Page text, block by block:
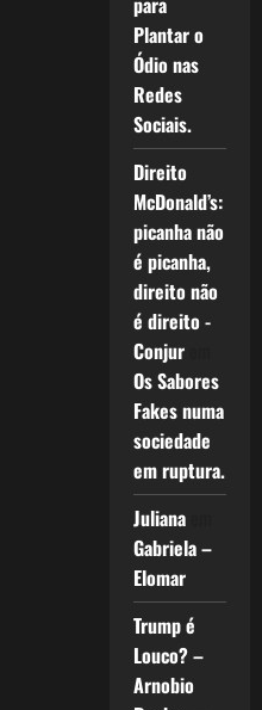
Plantar o
Ódio nas
Redes
Sociais.
Direito
McDonald’s:
picanha não
é picanha,
direito não
é direito -
Conjurem
Os Sabores
Fakes numa
sociedade
em ruptura.
Julianaem
Gabriela –
Elomar
Trump é
Louco? –
Arnobio